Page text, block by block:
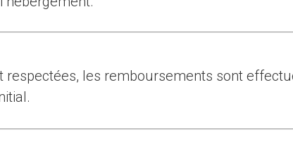
respectées, les remboursements sont